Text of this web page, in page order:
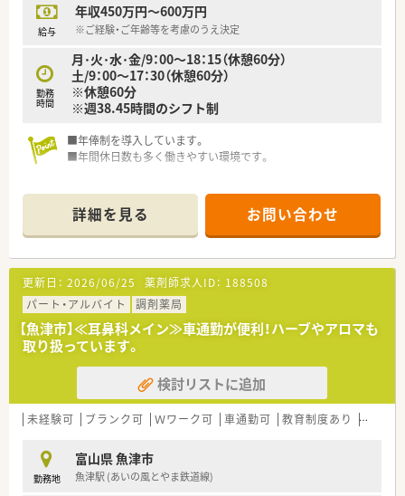
給与
年収450万円～600万円
※ご経験・ご年齢等を考慮のうえ決定
勤務
時間
月･火･水･金/9：00～18：15（休憩60分）
土/9：00～17：30（休憩60分）
※休憩60分
※週38.45時間のシフト制
■年俸制を導入しています。
■年間休日数も多く働きやすい環境です。
詳細を見る お問い合わせ
更新日： 2026/06/25 薬剤師求人ID： 188508
パート・アルバイト
調剤薬局
【魚津市】≪耳鼻科メイン≫車通勤が便利！ハーブやアロマも
取り扱っています。
検討リストに追加
未経験可 ブランク可 Ｗワーク可 車通勤可 教育制度あり 大手チ
勤務地
富山県 魚津市
魚津駅 (あいの風とやま鉄道線)